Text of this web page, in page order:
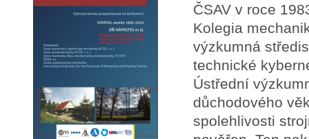
ČSAV v roce
Kolegia
výzkumná
technické
Ústřední
důchodového
spolehlivosti